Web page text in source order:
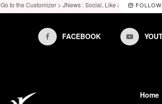
Go to the Customizer > JNews : Social, Like & View >
FACEBOOK
Home